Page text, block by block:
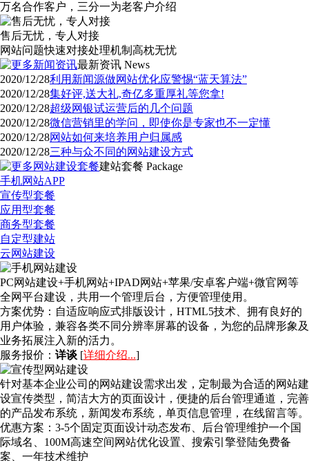
万名合作客户，三分一为老客户介绍
售后无忧，专人对接
网站问题快速对接处理机制高枕无忧
最新资讯 News
2020/12/28利用新闻源做网站优化应警惕“蓝天算法”
2020/12/28集好评,送大礼,奇亿多重厚礼等您拿!
2020/12/28超级网银试运营后的几个问题
2020/12/28微信营销里的学问，即使你是专家也不一定懂
2020/12/28网站如何来培养用户归属感
2020/12/28三种与众不同的网站建设方式
建站套餐 Package
手机网站APP
宣传型套餐
应用型套餐
商务型套餐
自定型建站
云网站建设
PC网站建设+手机网站+IPAD网站+苹果/安卓客户端+微官网等
全网平台建设，共用一个管理后台，方便管理使用。
方案优势： 自适应响应式排版设计，HTML5技术、拥有良好的
用户体验，兼容各类不同分辨率屏幕的设备，为您的品牌形象及
业务拓展注入新的活力。
服务报价： 详谈 [详细介绍...]
针对基本企业公司的网站建设需求出发，定制最为合适的网站建
设宣传类型，简洁大方的页面设计，便捷的后台管理通道，完善
的产品发布系统，新闻发布系统，单页信息管理，在线留言等。
优惠方案： 3-5个固定页面设计动态发布、后台管理维护一个国
际域名、100M高速空间网站优化设置、搜索引擎登陆免费备
案、一年技术维护